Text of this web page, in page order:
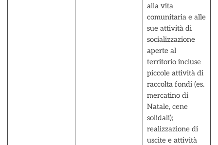
alla vita
comunitaria e alle
sue attività di
socializzazione
aperte al
territorio incluse
piccole attività di
raccolta fondi (es.
mercatino di
Natale, cene
solidali);
realizzazione di
uscite e attività